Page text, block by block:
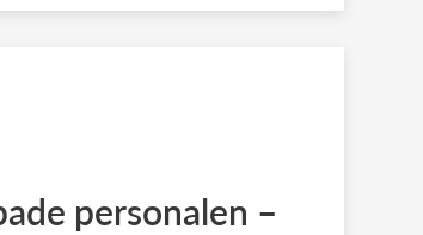
personalen –